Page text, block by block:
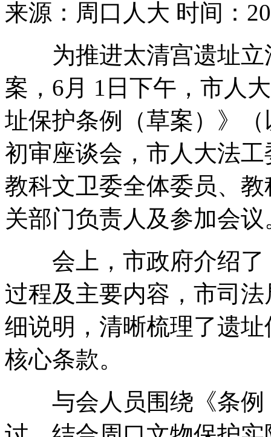
来源：周口人大 时间：
为推进太清宫遗址立
案 ， 6月 1日下午 ， 市人
址保护条例（草案）》
初审座谈会 ， 市人大法
教科文卫委全体委员、
关部门负责人及参加会议
会上 ， 市政府介绍
过程及主要内容 ， 市司法
细说明 ， 清晰梳理了遗
核心条款。
与会人员围绕《条例